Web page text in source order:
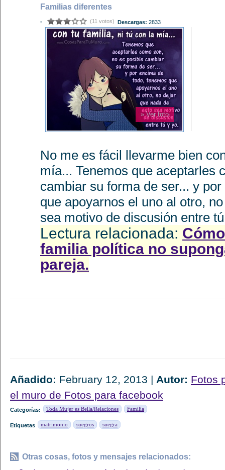
Familias diferentes
- (11 votos) Descargas: 2833
» Ver foto
No me es fácil llevarme bien
mía... Tenemos que aceptarles
cambiar su forma de ser... y
que apoyarnos el uno al otro,
sea motivo de discusión entre
Lectura relacionada:
familia política no
pareja.
Añadido: February 12, 2013 | Autor: Fotos
el muro de Fotos para facebook
Categorías: Toda Mujer es Bella/Relaciones Familia
Etiquetas matrimonio suegros suegra
Otras cosas, fotos y mensajes relacionados: